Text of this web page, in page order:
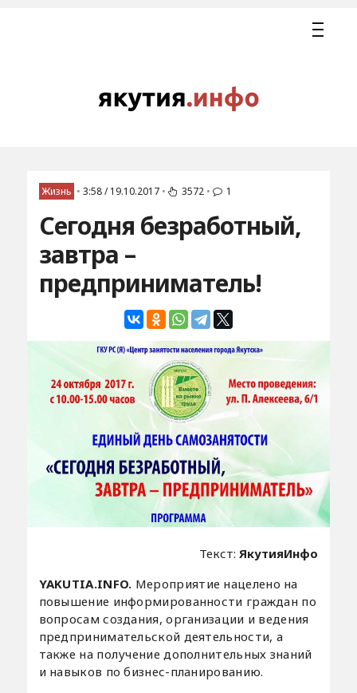
Жизнь • 3:58 / 19.10.2017 • 3572 • 1
Сегодня безработный,
завтра –
предприниматель!
Текст: ЯкутияИнфо
YAKUTIA.INFO. Мероприятие нацелено на
повышение информированности граждан по
вопросам создания, организации и ведения
предпринимательской деятельности, а
также на получение дополнительных знаний
и навыков по бизнес-планированию.